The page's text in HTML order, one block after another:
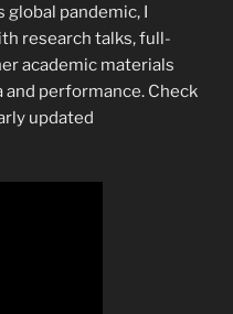
global pandemic, I
research talks, full-
academic materials
and performance. Check
updated